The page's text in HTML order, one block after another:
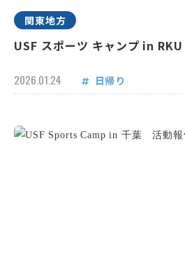
関東地方
USF スポーツ キャンプ in
2026.01.24 日帰り